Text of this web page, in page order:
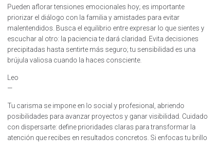
Pueden aflorar tensiones emocionales hoy; es importante
priorizar el diálogo con la familia y amistades para evitar
malentendidos. Busca el equilibrio entre expresar lo que sientes y
escuchar al otro: la paciencia te dará claridad. Evita decisiones
precipitadas hasta sentirte más seguro; tu sensibilidad es una
brújula valiosa cuando la haces consciente.
Leo
—
Tu carisma se impone en lo social y profesional, abriendo
posibilidades para avanzar proyectos y ganar visibilidad. Cuidado
con dispersarte: define prioridades claras para transformar la
atención que recibes en resultados concretos. Si enfocas tu brillo